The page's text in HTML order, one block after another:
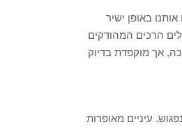
באופן ישיר
הרכים המהודקים
אך מוקפדת בדיוק
עיניים מאופרות